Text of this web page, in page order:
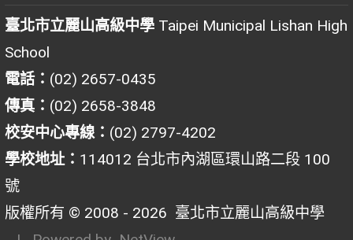
臺北市立麗山高級中學 Taipei Municipal Lishan High
School
電話： (02) 2657-0435
傳真： (02) 2658-3848
校安中心專線： (02) 2797-4202
學校地址： 114012 台北市內湖區環山路二段 100
號
版權所有 © 2008 - 2026 臺北市立麗山高級中學